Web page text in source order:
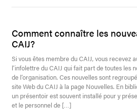
Comment connaître les
CAIJ?
Si vous êtes membre du CAIJ, vous recevez
l’infolettre du CAIJ qui fait part de toutes les
de l’organisation. Ces nouvelles sont
site Web du CAIJ à la page Nouvelles. En
un présentoir est souvent installé pour y
et le personnel de […]